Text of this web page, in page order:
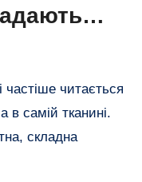
частіше читається
в самій тканині.
складна